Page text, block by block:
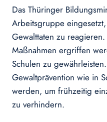
Das Thüringer
Arbeitsgruppe
Gewalttaten zu reagieren.
Maßnahmen ergriffen
Schulen zu
Gewaltprävention wie in
werden, um frühzeitig
zu verhindern.